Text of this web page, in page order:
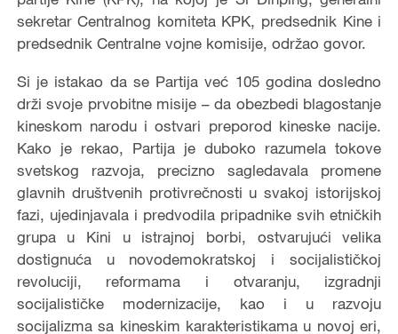
sekretar Centralnog komiteta KPK, predsednik Kine i
predsednik Centralne vojne komisije, održao govor.
Si je istakao da se Partija već 105 godina dosledno
drži svoje prvobitne misije – da obezbedi blagostanje
kineskom narodu i ostvari preporod kineske nacije.
Kako je rekao, Partija je duboko razumela tokove
svetskog razvoja, precizno sagledavala promene
glavnih društvenih protivrečnosti u svakoj istorijskoj
fazi, ujedinjavala i predvodila pripadnike svih etničkih
grupa u Kini u istrajnoj borbi, ostvarujući velika
dostignuća u novodemokratskoj i socijalističkoj
revoluciji, reformama i otvaranju, izgradnji
socijalističke modernizacije, kao i u razvoju
socijalizma sa kineskim karakteristikama u novoj eri,